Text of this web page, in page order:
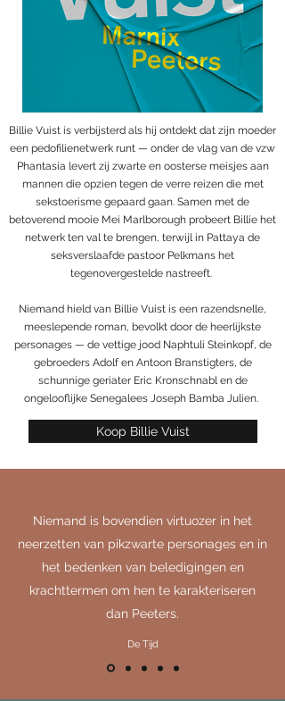
Billie Vuist is verbijsterd als hij ontdekt dat zijn moeder
een pedofilienetwerk runt — onder de vlag van de vzw
Phantasia levert zij zwarte en oosterse meisjes aan
mannen die opzien tegen de verre reizen die met
sekstoerisme gepaard gaan. Samen met de
betoverend mooie Mei Marlborough probeert Billie het
netwerk ten val te brengen, terwijl in Pattaya de
seksverslaafde pastoor Pelkmans het
tegenovergestelde nastreeft.
Niemand hield van Billie Vuist is een razendsnelle,
meeslepende roman, bevolkt door de heerlijkste
personages — de vettige jood Naphtuli Steinkopf, de
gebroeders Adolf en Antoon Branstigters, de
schunnige geriater Eric Kronschnabl en de
ongelooflijke Senegalees Joseph Bamba Julien.
Koop Billie Vuist
Niemand is bovendien virtuozer in het
neerzetten van pikzwarte personages en in
het bedenken van beledigingen en
krachttermen om hen te karakteriseren
dan Peeters.
De Tijd